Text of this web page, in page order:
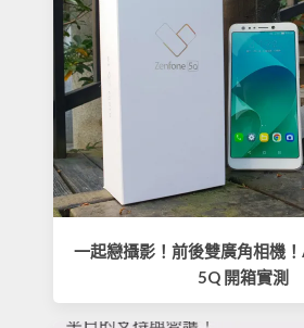
一起戀攝影！前後雙廣角相機
5Q 開箱實測